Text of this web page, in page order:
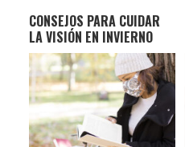
CONSEJOS PARA CUIDAR
LA VISIÓN EN INVIERNO